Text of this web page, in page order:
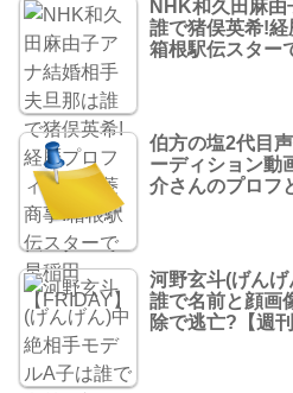
NHK和久田麻由
誰で猪俣英希!
箱根駅伝スター
伯方の塩2代目
ーディション動
介さんのプロフ
河野玄斗(げん
誰で名前と顔画
除で逃亡?【週刊